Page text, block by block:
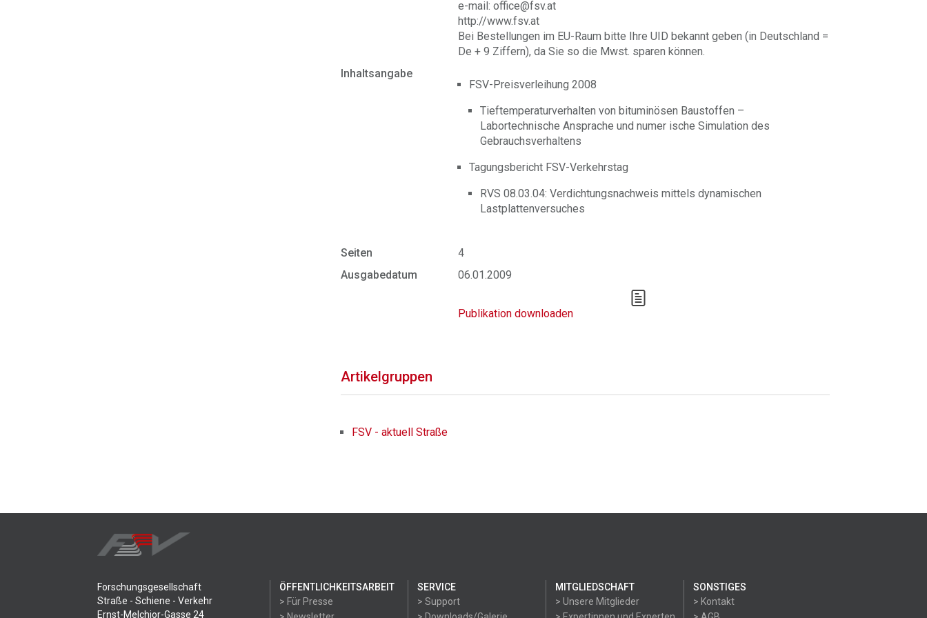
e-mail: office@fsv.at
http://www.fsv.at
Bei Bestellungen im EU-Raum bitte Ihre UID bekannt geben (in Deutschland =
De + 9 Ziffern), da Sie so die Mwst. sparen können.
Inhaltsangabe
FSV-Preisverleihung 2008
Tieftemperaturverhalten von bituminösen Baustoffen –
Labortechnische Ansprache und numer ische Simulation des
Gebrauchsverhaltens
Tagungsbericht FSV-Verkehrstag
RVS 08.03.04: Verdichtungsnachweis mittels dynamischen
Lastplattenversuches
Seiten
4
Ausgabedatum
06.01.2009
Publikation downloaden
Artikelgruppen
FSV - aktuell Straße
Forschungsgesellschaft
Straße - Schiene - Verkehr
Ernst-Melchior-Gasse 24
ÖFFENTLICHKEITSARBEIT
> Für Presse
SERVICE
> Support
MITGLIEDSCHAFT
> Unsere Mitglieder
SONSTIGES
> Kontakt